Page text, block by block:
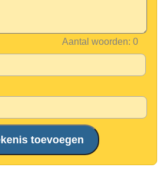
Aantal woorden: